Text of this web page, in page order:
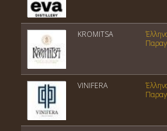
KROMITSA
VINIFERA